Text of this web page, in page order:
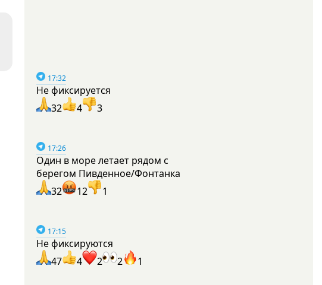
17:32
Не фиксируется
32
4 3
17:26
Один в море летает рядом с
берегом Пивденное/Фонтанка
32
12 1
17:15
Не фиксируются
47
4 2 2 1